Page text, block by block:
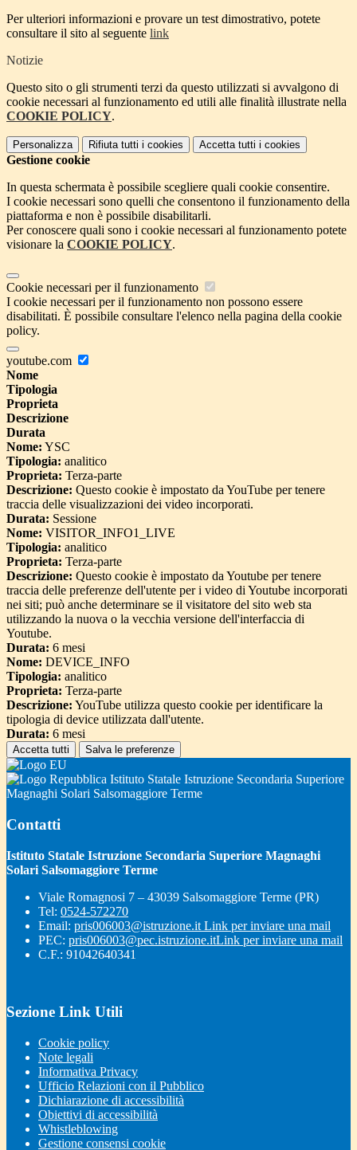
Per ulteriori informazioni e provare un test dimostrativo, potete
consultare il sito al seguente link
Notizie
Questo sito o gli strumenti terzi da questo utilizzati si avvalgono di
cookie necessari al funzionamento ed utili alle finalità illustrate nella
COOKIE POLICY.
Personalizza Rifiuta tutti i cookies Accetta tutti i cookies
Gestione cookie
In questa schermata è possibile scegliere quali cookie consentire.
I cookie necessari sono quelli che consentono il funzionamento della
piattaforma e non è possibile disabilitarli.
Per conoscere quali sono i cookie necessari al funzionamento potete
visionare la COOKIE POLICY.
Cookie necessari per il funzionamento
I cookie necessari per il funzionamento non possono essere
disabilitati. È possibile consultare l'elenco nella pagina della cookie
policy.
youtube.com
Nome
Tipologia
Proprieta
Descrizione
Durata
Nome: YSC
Tipologia: analitico
Proprieta: Terza-parte
Descrizione: Questo cookie è impostato da YouTube per tenere
traccia delle visualizzazioni dei video incorporati.
Durata: Sessione
Nome: VISITOR_INFO1_LIVE
Tipologia: analitico
Proprieta: Terza-parte
Descrizione: Questo cookie è impostato da Youtube per tenere
traccia delle preferenze dell'utente per i video di Youtube incorporati
nei siti; può anche determinare se il visitatore del sito web sta
utilizzando la nuova o la vecchia versione dell'interfaccia di
Youtube.
Durata: 6 mesi
Nome: DEVICE_INFO
Tipologia: analitico
Proprieta: Terza-parte
Descrizione: YouTube utilizza questo cookie per identificare la
tipologia di device utilizzata dall'utente.
Durata: 6 mesi
Accetta tutti Salva le preferenze
Istituto Statale Istruzione Secondaria Superiore
Magnaghi Solari Salsomaggiore Terme
Contatti
Istituto Statale Istruzione Secondaria Superiore Magnaghi
Solari Salsomaggiore Terme
Viale Romagnosi 7 – 43039 Salsomaggiore Terme (PR)
Tel: 0524-572270
Email: pris006003@istruzione.it Link per inviare una mail
PEC: pris006003@pec.istruzione.itLink per inviare una mail
C.F.: 91042640341
Sezione Link Utili
Cookie policy
Note legali
Informativa Privacy
Ufficio Relazioni con il Pubblico
Dichiarazione di accessibilità
Obiettivi di accessibilità
Whistleblowing
Gestione consensi cookie